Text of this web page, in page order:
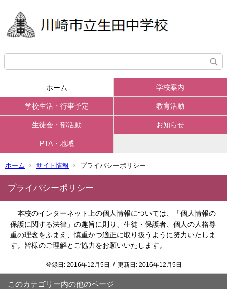
ホーム 学校案内
学校生活・行事予定 教育活動
生徒会・部活動 お知らせ
PTA・地域
ホーム サイト情報 プライバシーポリシー
プライバシーポリシー
本校のインターネット上の個人情報については、「個人情報の
保護に関する法律」の趣旨に則り、生徒・保護者、個人の人格尊
重の理念をふまえ、慎重かつ適正に取り扱うように努力いたしま
す。 皆様のご理解とご協力をお願いいたします。
登録日: 2016年12月5日 / 更新日: 2016年12月5日
このカテゴリー内の他のページ